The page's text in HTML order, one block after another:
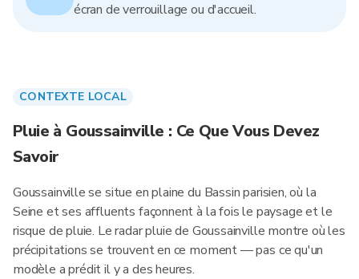
écran de verrouillage ou d'accueil.
CONTEXTE LOCAL
Pluie à Goussainville : Ce Que Vous Devez
Savoir
Goussainville se situe en plaine du Bassin parisien, où la
Seine et ses affluents façonnent à la fois le paysage et le
risque de pluie. Le radar pluie de Goussainville montre où les
précipitations se trouvent en ce moment — pas ce qu'un
modèle a prédit il y a des heures.